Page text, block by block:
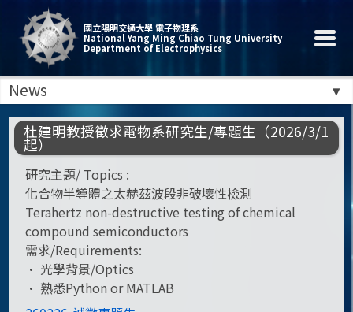
國立陽明交通大學 電子物理系
National Yang Ming Chiao Tung University
Department of Electrophysics
News
杜建明教授徵求電物系研究生/專題生（2026/3/1
起）
研究主題/ Topics :
化合物半導體之太赫茲波段非破壞性檢測
Terahertz non-destructive testing of chemical
compound semiconductors
需求/Requirements:
• 光學背景/Optics
• 熟悉Python or MATLAB